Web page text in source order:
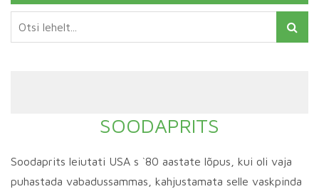
SOODAPRITS
Soodaprits leiutati USA s `80 aastate lõpus, kui oli vaja
puhastada vabadussammas, kahjustamata selle vaskpinda